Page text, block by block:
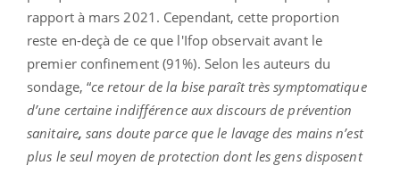
rapport à mars 2021. Cependant, cette proportion
reste en-deçà de ce que l'Ifop observait avant le
premier confinement (91%). Selon les auteurs du
sondage, “ce retour de la bise paraît très symptomatique
d’une certaine indifférence aux discours de prévention
sanitaire, sans doute parce que le lavage des mains n’est
plus le seul moyen de protection dont les gens disposent